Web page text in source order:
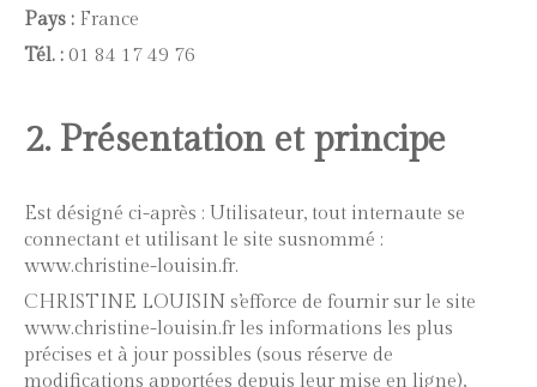
Pays : France
Tél. : 01 84 17 49 76
2. Présentation et principe
Est désigné ci-après : Utilisateur, tout internaute se
connectant et utilisant le site susnommé :
www.christine-louisin.fr.
CHRISTINE LOUISIN s’efforce de fournir sur le site
www.christine-louisin.fr les informations les plus
précises et à jour possibles (sous réserve de
modifications apportées depuis leur mise en ligne),